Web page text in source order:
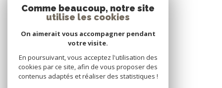
Nous adhérons
Comme beaucoup, notre site
utilise les cookies
On aimerait vous accompagner pendant
votre visite.
En poursuivant, vous acceptez l'utilisation des
cookies par ce site, afin de vous proposer des
contenus adaptés et réaliser des statistiques !